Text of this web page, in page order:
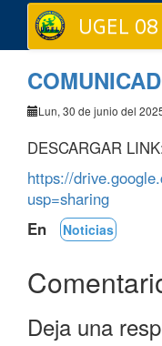
UGEL
Lun, 30 de junio del
DESCARGAR
https://
usp=sharing
En
Noticias
Deja una